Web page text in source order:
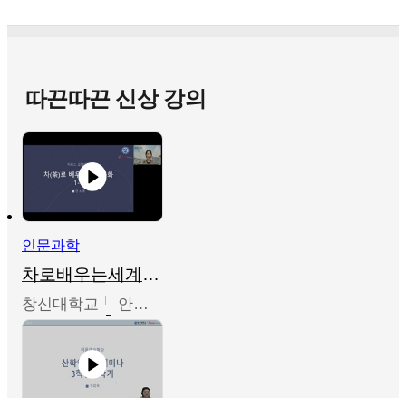
따끈따끈 신상 강의
인문과학
차로배우는세계문화
창신대학교 안소영